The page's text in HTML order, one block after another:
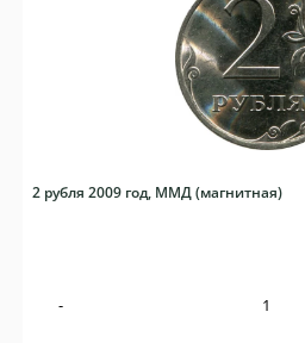
2 рубля 2009 год, ММД (магнитная)
-